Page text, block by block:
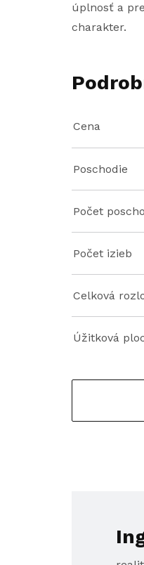
úplnosť a
charakter.
Cena
Poschodie
Počet
Počet izieb
Celková
Úžitková